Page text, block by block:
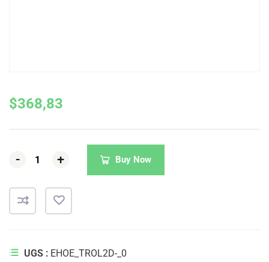
$368,83
- +
- +
- + Buy Now
UGS : EHOE_TROL2D-_0